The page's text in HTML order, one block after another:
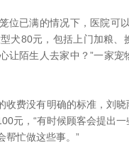
已满的情况下，医院可
犬80元，包括上门加粮、
让陌生人去家中？”一家
费没有明确的标准，刘晓
元，“有时候顾客会提出
帮忙做这些事。”